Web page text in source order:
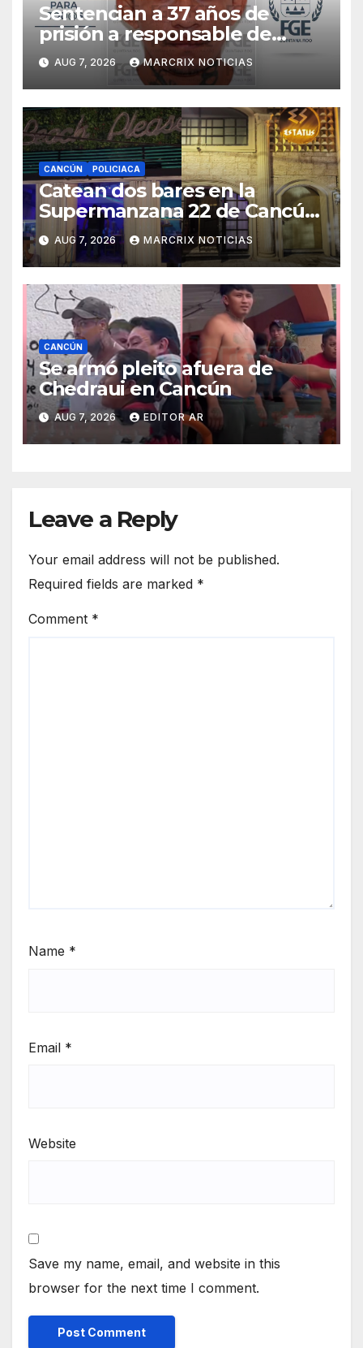
Sentencian a 37 años de
prisión a responsable de
matar a una mujer cubana en
Cancún
AUG 7, 2026 MARCRIX NOTICIAS
CANCÚN POLICIACA
Catean dos bares en la
Supermanzana 22 de Cancún
y aseguran presunta droga
AUG 7, 2026 MARCRIX NOTICIAS
CANCÚN
Se armó pleito afuera de
Chedraui en Cancún
AUG 7, 2026 EDITOR AR
Leave a Reply
Your email address will not be published.
Required fields are marked *
Comment *
Name *
Email *
Website
Save my name, email, and website in this
browser for the next time I comment.